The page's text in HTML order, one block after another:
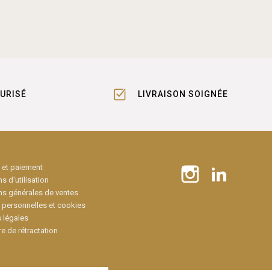
LIVRAISON SOIGNÉE
paiement
d'utilisation
générales de ventes
personnelles et cookies
légales
de rétractation